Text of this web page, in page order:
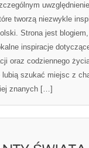
tworzą niezwykle
Strona jest
inspiracje
oraz codziennego
szukać miejsc z
znanych […]